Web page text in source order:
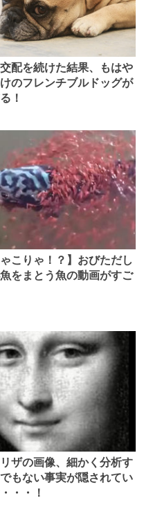
配を続けた結果、もはや
のフレンチブルドッグが
！
ゃこりゃ！？】おびただし
をまとう魚の動画がすご
ザの画像、細かく分析す
もない事実が隠されてい
・・！